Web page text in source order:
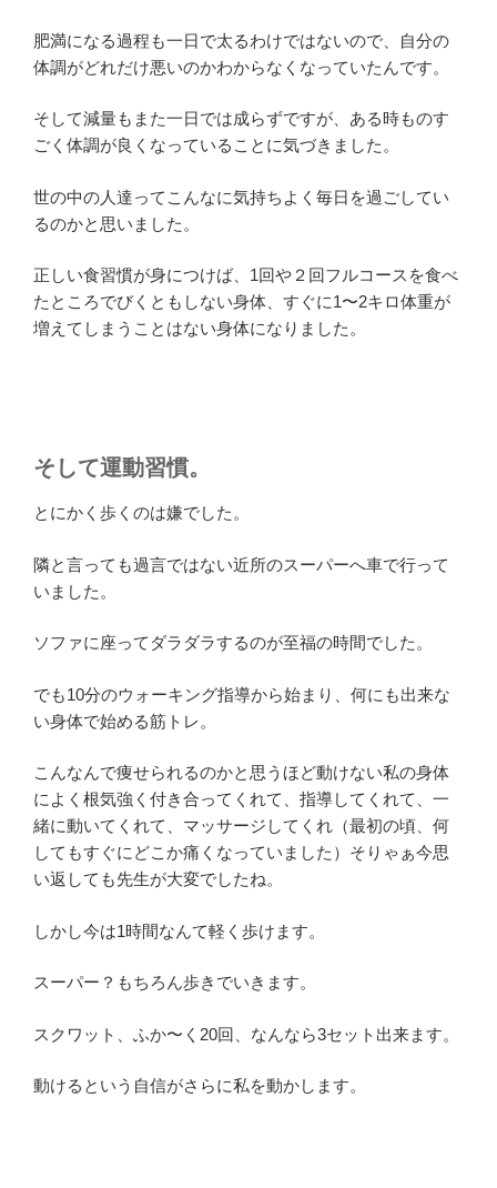
肥満になる過程も一日で太るわけではないので、自分の
体調がどれだけ悪いのかわからなくなっていたんです。
そして減量もまた一日では成らずですが、ある時ものす
ごく体調が良くなっていることに気づきました。
世の中の人達ってこんなに気持ちよく毎日を過ごしてい
るのかと思いました。
正しい食習慣が身につけば、1回や２回フルコースを食べ
たところでびくともしない身体、すぐに1〜2キロ体重が
増えてしまうことはない身体になりました。
そして運動習慣。
とにかく歩くのは嫌でした。
隣と言っても過言ではない近所のスーパーへ車で行って
いました。
ソファに座ってダラダラするのが至福の時間でした。
でも10分のウォーキング指導から始まり、何にも出来な
い身体で始める筋トレ。
こんなんで痩せられるのかと思うほど動けない私の身体
によく根気強く付き合ってくれて、指導してくれて、一
緒に動いてくれて、マッサージしてくれ（最初の頃、何
してもすぐにどこか痛くなっていました）そりゃぁ今思
い返しても先生が大変でしたね。
しかし今は1時間なんて軽く歩けます。
スーパー？もちろん歩きでいきます。
スクワット、ふか〜く20回、なんなら3セット出来ます。
動けるという自信がさらに私を動かします。